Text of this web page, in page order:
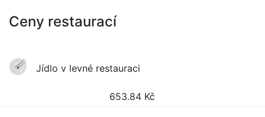
Ceny restaurací
Jídlo v levné restauraci
653.84 Kč